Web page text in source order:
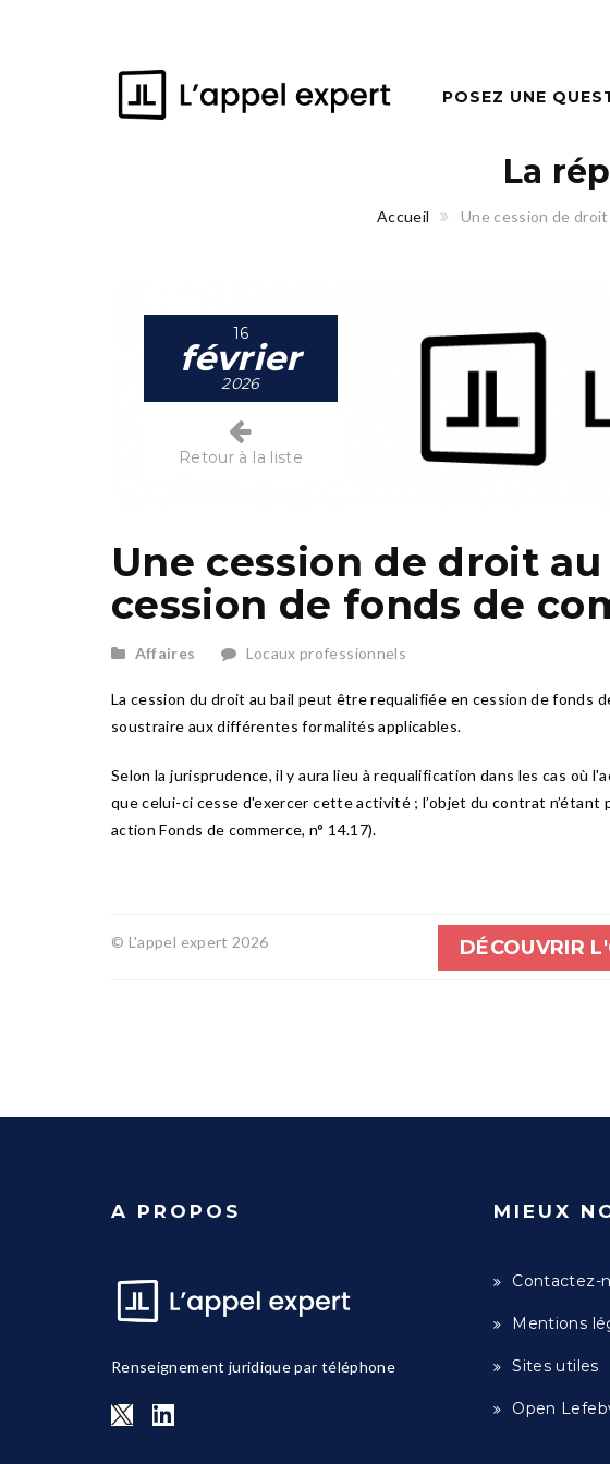
POSEZ UNE
La
Accueil Une cession de
16
février
2026
Retour à la liste
Une cession de droit
cession de fonds de
Affaires Locaux professionnels
La cession du droit au bail peut être requalifiée en cession de fonds
soustraire aux différentes formalités applicables.
Selon la jurisprudence, il y aura lieu à requalification dans les cas où
que celui-ci cesse d'exercer cette activité ; l’objet du contrat n’étant
action Fonds de commerce, n° 14.17).
© L'appel expert 2026 DÉCOUVRIR
A PROPOS
Renseignement juridique par téléphone
MIEUX
Contactez-
Mentions
Sites utiles
Open